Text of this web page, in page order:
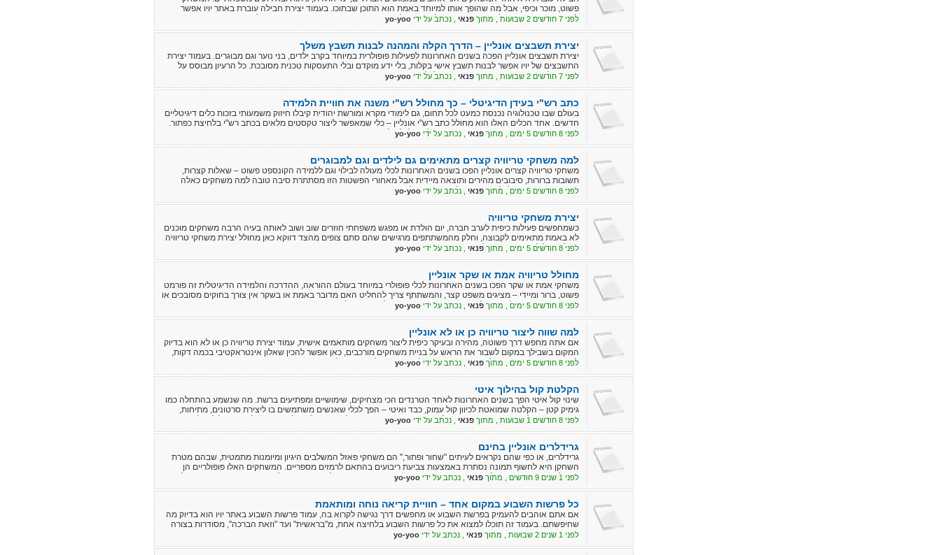
פשוט, מוכר וכיפי, אבל מה שהופך אותו למיוחד באמת הוא התוכן שבתוכו. בעמוד יצירת חבילה עוברת באתר יויו אפשר
לקחת את המשחק הקלאסי צעד קדימה ולבנות חבילה עוברת אישית, מקורית ומותאמת בדיוק לקבוצה שמשחקת.
לפני 7 חודשים 2 שבועות , מתוך פנאי , נכתב על ידי yo-yoo
יצירת תשבצים אונליין – הדרך הקלה והמהנה לבנות תשבץ משלך
יצירת תשבצים אונליין הפכה בשנים האחרונות לפעילות פופולרית במיוחד בקרב ילדים, בני נוער וגם מבוגרים. בעמוד יצירת
התשבצים של יויו אפשר לבנות תשבץ אישי בקלות, בלי ידע מוקדם ובלי התעסקות טכנית מסובכת. כל הרעיון מבוסס על
הזנת מילים ורמזים, והמערכת כבר דואגת לכל השאר באופן אוטומטי.
לפני 7 חודשים 2 שבועות , מתוך פנאי , נכתב על ידי yo-yoo
כתב רש"י בעידן הדיגיטלי – כך מחולל רש"י משנה את חוויית הלמידה
בעולם שבו טכנולוגיה נכנסת כמעט לכל תחום, גם לימודי מקרא ומורשת יהודית קיבלו חיזוק משמעותי בזכות כלים דיגיטליים
חדשים. אחד הכלים האלו הוא מחולל כתב רש"י אונליין – כלי שמאפשר ליצור טקסטים מלאים בכתב רש"י בלחיצת כפתור.
מה שבעבר דרש ניסיון וידע טכני, הפך היום לזמין לכל תלמיד, מורה או הורה.
לפני 8 חודשים 5 ימים , מתוך פנאי , נכתב על ידי yo-yoo
למה משחקי טריוויה קצרים מתאימים גם לילדים וגם למבוגרים
משחקי טריוויה קצרים אונליין הפכו בשנים האחרונות לכלי מעולה לבילוי וגם ללמידה הקונספט פשוט – שאלות קצרות,
תשובות ברורות, סיבובים מהירים ותוצאה מיידית אבל מאחורי הפשטות הזו מסתתרת סיבה טובה למה משחקים כאלה
עובדים מצוין גם אצל ילדים, גם אצל נוער וגם אצל מבוגרים
לפני 8 חודשים 5 ימים , מתוך פנאי , נכתב על ידי yo-yoo
יצירת משחקי טריוויה
כשמחפשים פעילות כיפית לערב חברה, יום הולדת או מפגש משפחתי חוזרים שוב ושוב לאותה בעיה הרבה משחקים מוכנים
לא באמת מתאימים לקבוצה, וחלק מהמשתתפים מרגישים שהם סתם צופים מהצד דווקא כאן מחולל יצירת משחקי טריוויה
אונליין יכול לעשות שינוי גדול
לפני 8 חודשים 5 ימים , מתוך פנאי , נכתב על ידי yo-yoo
מחולל טריוויה אמת או שקר אונליין
משחקי אמת או שקר הפכו בשנים האחרונות לכלי פופולרי במיוחד בעולם ההוראה, ההדרכה והלמידה הדיגיטלית זה פורמט
פשוט, ברור ומיידי – מציגים משפט קצר, והמשתתף צריך להחליט האם מדובר באמת או בשקר אין צורך בחוקים מסובכים או
בהסברים ארוכים, ולכן גם תלמידים וגם מבוגרים נכנסים למשחק בקלות
לפני 8 חודשים 5 ימים , מתוך פנאי , נכתב על ידי yo-yoo
למה שווה ליצור טריוויה כן או לא אונליין
אם אתה מחפש דרך פשוטה, מהירה ובעיקר כיפית ליצור משחקים מותאמים אישית, עמוד יצירת טריוויה כן או לא הוא בדיוק
המקום בשבילך במקום לשבור את הראש על בניית משחקים מורכבים, כאן אפשר להכין שאלון אינטראקטיבי בכמה דקות,
לשתף אותו עם חברים, תלמידים או משפחה, ולראות איך כולם נכנסים לאקשן
לפני 8 חודשים 5 ימים , מתוך פנאי , נכתב על ידי yo-yoo
הקלטת קול בהילוך איטי
שינוי קול איטי הפך בשנים האחרונות לאחד הטרנדים הכי מצחיקים, שימושיים ומפתיעים ברשת. מה שנשמע בהתחלה כמו
גימיק קטן – הקלטה שמואטת לכיוון קול עמוק, כבד ואיטי – הפך לכלי שאנשים משתמשים בו ליצירת סרטונים, מתיחות,
עריכת תוכן, שליחת הודעות משעשעות לחברים ועוד. בעמוד שינוי קול איטי אונליין של אתר יויו, כל אחד יכול להקליט
בלחיצת כפתור, לבחור את רמת האיטיות, ולהוריד את ההקלטה ישירות לטלפון או למחשב בלי להתקין כלום.
לפני 8 חודשים 1 שבועות , מתוך פנאי , נכתב על ידי yo-yoo
גרידלרים אונליין בחינם
גרידלרים, או כפי שהם נקראים לעיתים "שחור ופתור," הם משחקי פאזל המשלבים היגיון ומיומנות מתמטית, שבהם מטרת
השחקן היא לחשוף תמונה נסתרת באמצעות צביעת ריבועים בהתאם לרמזים מספריים. המשחקים האלו פופולריים הן
באונליין והן בדפי עבודה להדפסה, ומהווים אתגר עבור חובבי חידות ופאזלים המחפשים לחדד את כישורי החשיבה שלהם.
לפני 1 שנים 9 חודשים , מתוך פנאי , נכתב על ידי yo-yoo
כל פרשות השבוע במקום אחד – חוויית קריאה נוחה ומותאמת
אם אתם אוהבים להעמיק בפרשת השבוע או מחפשים דרך נגישה לקרוא בה, עמוד פרשות השבוע באתר יויו הוא בדיוק מה
שחיפשתם. בעמוד זה תוכלו למצוא את כל פרשות השבוע בלחיצה אחת, מ"בראשית" ועד "וזאת הברכה", מסודרות בצורה
נוחה וברורה.
לפני 1 שנים 2 שבועות , מתוך פנאי , נכתב על ידי yo-yoo